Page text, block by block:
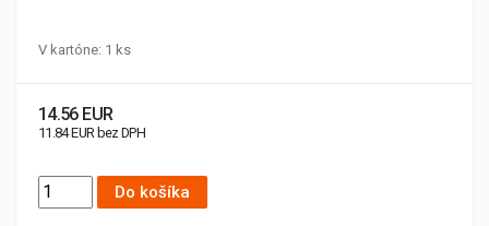
V kartóne: 1 ks
14.56 EUR
11.84 EUR bez DPH
Do košíka